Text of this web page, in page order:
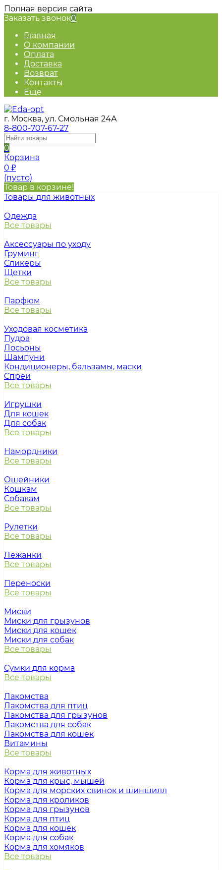
Полная версия сайта
Заказать звонок0
Главная
О компании
Оплата
Доставка
Возврат
Контакты
Еще
г. Москва, ул. Смольная 24А
8-800-707-67-27
0
Корзина
0 ₽
(пусто)
Товар в корзине!
Товары для животных
Одежда
Все товары
Аксессуары по уходу
Груминг
Сликеры
Щетки
Все товары
Парфюм
Все товары
Уходовая косметика
Пудра
Лосьоны
Шампуни
Кондиционеры, бальзамы, маски
Спреи
Все товары
Игрушки
Для кошек
Для собак
Все товары
Намордники
Все товары
Ошейники
Кошкам
Собакам
Все товары
Рулетки
Все товары
Лежанки
Все товары
Переноски
Все товары
Миски
Миски для грызунов
Миски для кошек
Миски для собак
Все товары
Сумки для корма
Все товары
Лакомства
Лакомства для птиц
Лакомства для грызунов
Лакомства для собак
Лакомства для кошек
Витамины
Все товары
Корма для животных
Корма для крыс, мышей
Корма для морских свинок и шиншилл
Корма для кроликов
Корма для грызунов
Корма для птиц
Корма для кошек
Корма для собак
Корма для хомяков
Все товары